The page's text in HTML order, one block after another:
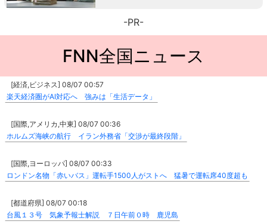
-PR-
FNN全国ニュース
[経済,ビジネス] 08/07 00:57
楽天経済圏がAI対応へ 強みは「生活データ」
[国際,アメリカ,中東] 08/07 00:36
ホルムズ海峡の航行 イラン外務省「交渉が最終段階」
[国際,ヨーロッパ] 08/07 00:33
ロンドン名物「赤いバス」運転手1500人がストへ 猛暑で運転席40度超も
[都道府県] 08/07 00:18
台風１３号 気象予報士解説 ７日午前０時 鹿児島